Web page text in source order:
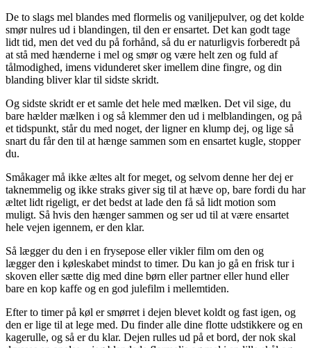
De to slags mel blandes med flormelis og vaniljepulver, og det kolde
smør nulres ud i blandingen, til den er ensartet. Det kan godt tage
lidt tid, men det ved du på forhånd, så du er naturligvis forberedt på
at stå med hænderne i mel og smør og være helt zen og fuld af
tålmodighed, imens vidunderet sker imellem dine fingre, og din
blanding bliver klar til sidste skridt.
Og sidste skridt er et samle det hele med mælken. Det vil sige, du
bare hælder mælken i og så klemmer den ud i melblandingen, og på
et tidspunkt, står du med noget, der ligner en klump dej, og lige så
snart du får den til at hænge sammen som en ensartet kugle, stopper
du.
Småkager må ikke æltes alt for meget, og selvom denne her dej er
taknemmelig og ikke straks giver sig til at hæve op, bare fordi du har
æltet lidt rigeligt, er det bedst at lade den få så lidt motion som
muligt. Så hvis den hænger sammen og ser ud til at være ensartet
hele vejen igennem, er den klar.
Så lægger du den i en frysepose eller vikler film om den og
lægger den i køleskabet mindst to timer. Du kan jo gå en frisk tur i
skoven eller sætte dig med dine børn eller partner eller hund eller
bare en kop kaffe og en god julefilm i mellemtiden.
Efter to timer på køl er smørret i dejen blevet koldt og fast igen, og
den er lige til at lege med. Du finder alle dine flotte udstikkere og en
kagerulle, og så er du klar. Dejen rulles ud på et bord, der nok skal